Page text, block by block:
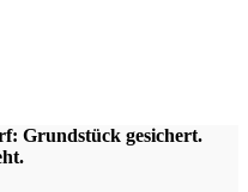
Grundstück gesichert.